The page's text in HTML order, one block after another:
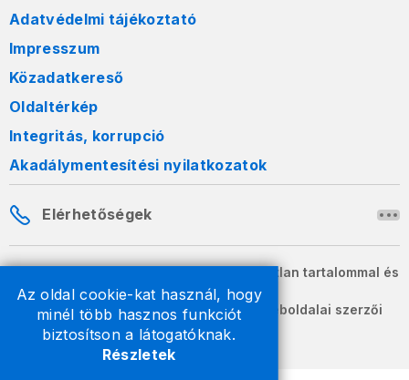
Az oldal cookie-kat használ, hogy
minél több hasznos funkciót
biztosítson a látogatóknak.
Részletek
Adatvédelmi tájékoztató
Impresszum
Közadatkereső
Oldaltérkép
Integritás, korrupció
Akadálymentesítési nyilatkozatok
Elérhetőségek
A honlapon szereplő információk változatlan tartalommal és
formában szabadon terjeszthetők.
2026 © A Nemzeti Adó- és Vámhivatal weboldalai szerzői
jogvédelem alatt állnak.